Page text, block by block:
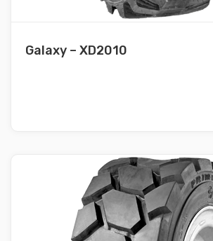
Galaxy – XD2010